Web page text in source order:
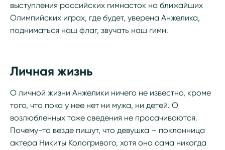
выступления российских гимнасток на ближайших
Олимпийских играх, где будет, уверена Анжелика,
подниматься наш флаг, звучать наш гимн.
Личная жизнь
О личной жизни Анжелики ничего не известно, кроме
того, что пока у нее нет ни мужа, ни детей. О
возлюбленных тоже сведения не просачиваются.
Почему-то везде пишут, что девушка – поклонница
актера Никиты Кологривого, хотя она сама никогда